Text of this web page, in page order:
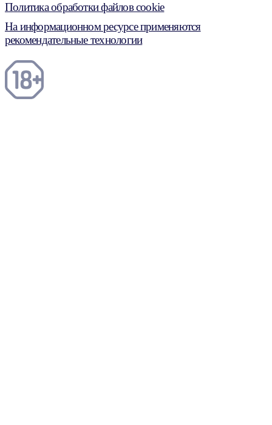
Политика обработки файлов cookie
На информационном ресурсе применяются
рекомендательные технологии